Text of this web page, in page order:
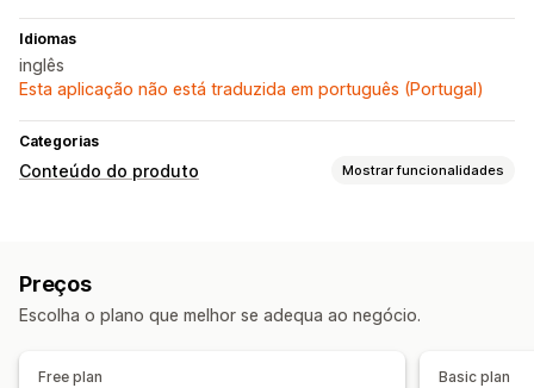
Idiomas
inglês
Esta aplicação não está traduzida em português (Portugal)
Categorias
Conteúdo do produto Mostrar funcionalidades
Criação de conteúdos
Preços
Escolha o plano que melhor se adequa ao negócio.
Free plan Basic plan